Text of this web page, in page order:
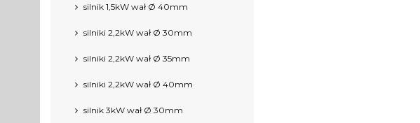
silnik 1,5kW wał Ø 40mm
silniki 2,2kW wał Ø 30mm
silniki 2,2kW wał Ø 35mm
silniki 2,2kW wał Ø 40mm
silnik 3kW wał Ø 30mm